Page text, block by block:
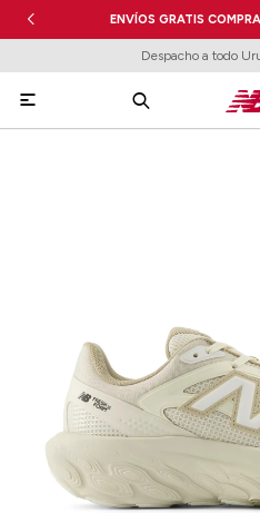
ENVÍOS GRATIS
Despacho a todo
